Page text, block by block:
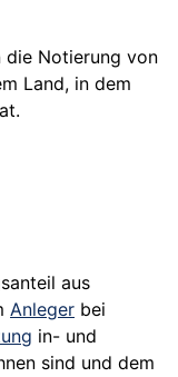
die Notierung von
Land, in dem
aus
Anleger bei
in- und
sind und dem